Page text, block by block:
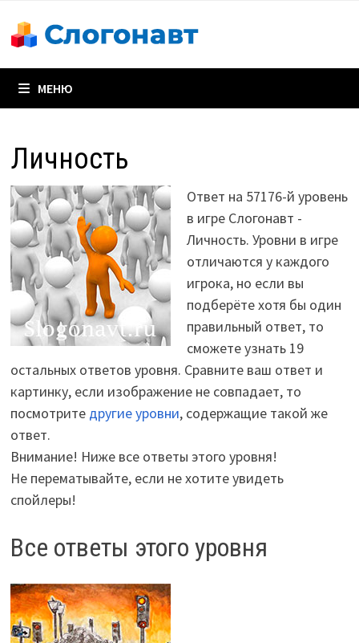
содержимому
МЕНЮ
Личность
Ответ на 57176-й уровень
в игре Слогонавт -
Личность. Уровни в игре
отличаются у каждого
игрока, но если вы
подберёте хотя бы один
правильный ответ, то
сможете узнать 19
остальных ответов уровня. Сравните ваш ответ и
картинку, если изображение не совпадает, то
посмотрите другие уровни, содержащие такой же
ответ.
Внимание! Ниже все ответы этого уровня!
Не перематывайте, если не хотите увидеть
спойлеры!
Все ответы этого уровня